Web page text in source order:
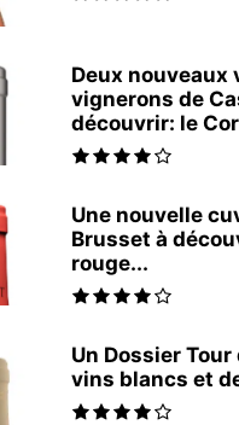
Deux nouveaux
vignerons de
découvrir: le
Une nouvelle
Brusset à
rouge...
Un Dossier
vins blancs et